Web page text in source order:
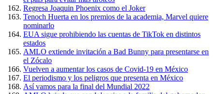
Regresa Joaquin Phoenix como el Joker
Tenoch Huerta en los premios de la academia, Marvel quiere
nominarlo
EUA sigue prohibiendo las cuentas de TikTok en distintos
estados
AMLO extiende invitación a Bad Bunny para presentarse en
el Zócalo
Vuelven a aumentar los casos de Covid-19 en México
El periodismo y los peligros que presenta en México
Así vamos para la final del Mundial 2022